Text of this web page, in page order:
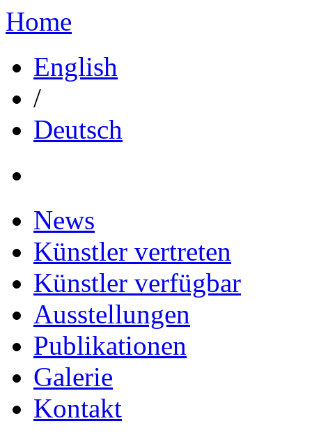
Home
English
/
Deutsch
News
Künstler vertreten
Künstler verfügbar
Ausstellungen
Publikationen
Galerie
Kontakt